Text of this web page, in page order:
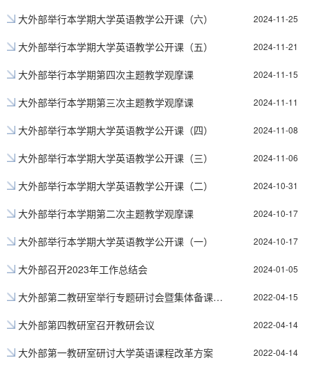
大外部举行本学期大学英语教学公开课（六） 2024-11-25
大外部举行本学期大学英语教学公开课（五） 2024-11-21
大外部举行本学期第四次主题教学观摩课 2024-11-15
大外部举行本学期第三次主题教学观摩课 2024-11-11
大外部举行本学期大学英语教学公开课（四） 2024-11-08
大外部举行本学期大学英语教学公开课（三） 2024-11-06
大外部举行本学期大学英语教学公开课（二） 2024-10-31
大外部举行本学期第二次主题教学观摩课 2024-10-17
大外部举行本学期大学英语教学公开课（一） 2024-10-17
大外部召开2023年工作总结会 2024-01-05
大外部第二教研室举行专题研讨会暨集体备课活动 2022-04-15
大外部第四教研室召开教研会议 2022-04-14
大外部第一教研室研讨大学英语课程改革方案 2022-04-14